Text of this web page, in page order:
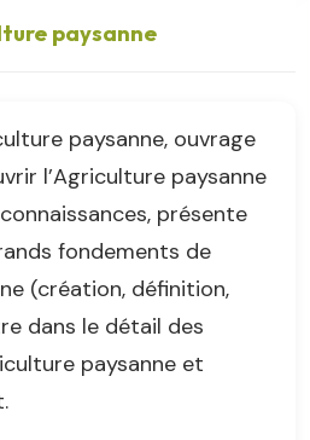
paysanne
paysanne, ouvrage
l’Agriculture paysanne
présente
fondements de
(création, définition,
dans le détail des
paysanne et